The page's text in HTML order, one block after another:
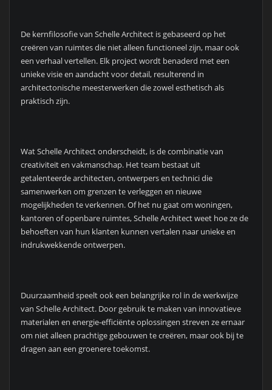
De kernfilosofie van Schelle Architect is gebaseerd op het
creëren van ruimtes die niet alleen functioneel zijn, maar ook
een verhaal vertellen. Elk project wordt benaderd met een
unieke visie en aandacht voor detail, resulterend in
architectonische meesterwerken die zowel esthetisch als
praktisch zijn.
Wat Schelle Architect onderscheidt, is de combinatie van
creativiteit en vakmanschap. Het team bestaat uit
getalenteerde architecten, ontwerpers en technici die
samenwerken om grenzen te verleggen en nieuwe
mogelijkheden te verkennen. Of het nu gaat om woningen,
kantoren of openbare ruimtes, Schelle Architect weet hoe ze de
behoeften van hun klanten kunnen vertalen naar unieke en
indrukwekkende ontwerpen.
Duurzaamheid speelt ook een belangrijke rol in de werkwijze
van Schelle Architect. Door gebruik te maken van innovatieve
materialen en energie-efficiënte oplossingen streven ze ernaar
om niet alleen prachtige gebouwen te creëren, maar ook bij te
dragen aan een groenere toekomst.